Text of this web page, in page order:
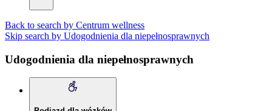
Back to search by Centrum wellness
Skip search by Udogodnienia dla niepełnosprawnych
Udogodnienia dla niepełnosprawnych